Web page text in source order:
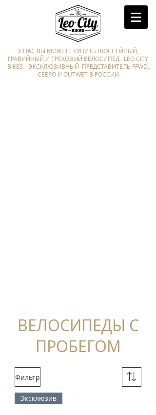
У НАС ВЫ МОЖЕТЕ КУПИТЬ ШОССЕЙНЫЙ,
ГРАВИЙНЫЙ И ТРЕКОВЫЙ ВЕЛОСИПЕД. LEO CITY
BIKES – ЭКСКЛЮЗИВНЫЙ ПРЕДСТАВИТЕЛЬ FFWD,
CEEPO И OUTWET В РОССИИ
ВЕЛОСИПЕДЫ С
ПРОБЕГОМ
Фильтр
Эксклюзив